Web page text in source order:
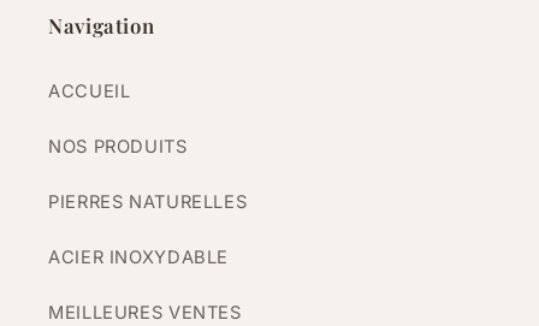
Navigation
ACCUEIL
NOS PRODUITS
PIERRES NATURELLES
ACIER INOXYDABLE
MEILLEURES VENTES